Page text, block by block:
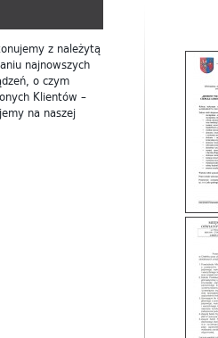
z należytą
najnowszych
o czym
Klientów –
na naszej